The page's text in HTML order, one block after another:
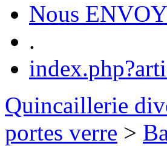
Nous
.
Quincaillerie
portes verre >